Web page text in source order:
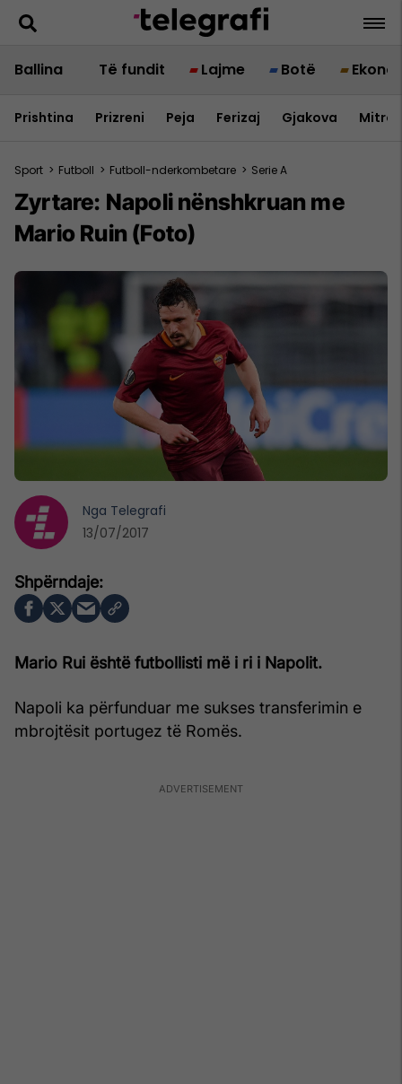
Ballina Të fundit Lajme Botë
Prishtina Prizreni Peja Ferizaj Gjakova
Sport > Futboll > Futboll-nderkombetare > Serie A
Zyrtare: Napoli nënshkruan me
Mario Ruin (Foto)
Mario Rui është futbollisti më i ri i Napolit.
Napoli ka përfunduar me sukses transferimin e
mbrojtësit portugez të Romës.
Nga Telegrafi
13/07/2017